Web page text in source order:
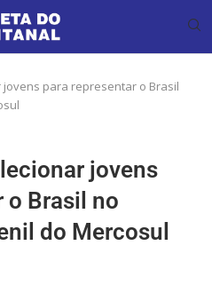
jovens para representar o Brasil
jovens
o Brasil no
do Mercosul